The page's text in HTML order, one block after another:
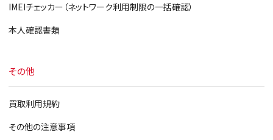
IMEIチェッカー（ネットワーク利用制限の一括確認）
本人確認書類
その他
買取利用規約
その他の注意事項